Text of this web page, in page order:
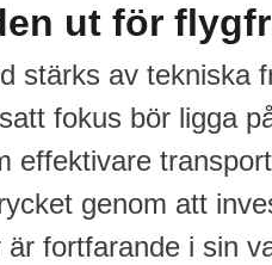
ut för
stärks av tekniska
fokus bör ligga
effektivare
genom att
är fortfarande i sin